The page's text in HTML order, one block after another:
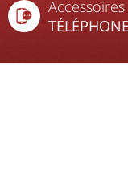
Accessoires